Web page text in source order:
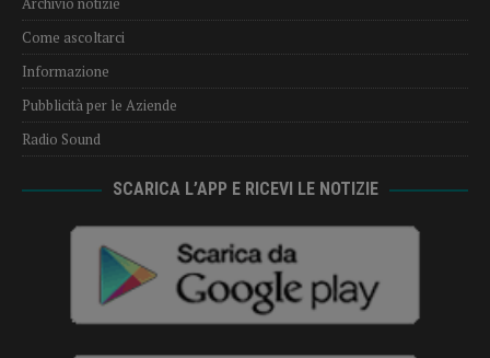
Come ascoltarci
Informazione
Pubblicità per le Aziende
Radio Sound
SCARICA L’APP E RICEVI LE NOTIZIE